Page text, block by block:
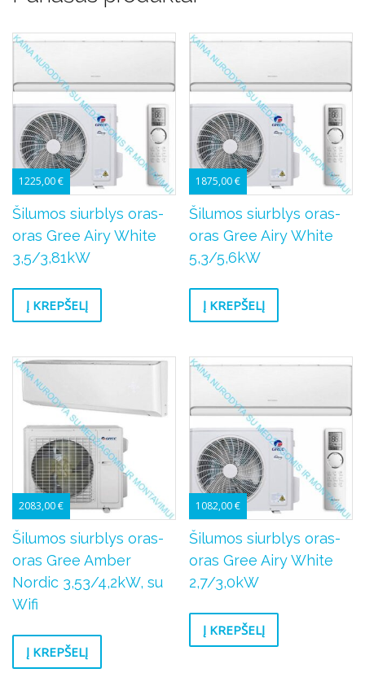
1225,00€
Šilumos siurblys oras-
oras Gree Airy White
3,5/3,81kW
Į KREPŠELĮ
1875,00€
Šilumos siurblys oras-
oras Gree Airy White
5,3/5,6kW
Į KREPŠELĮ
2083,00€
Šilumos siurblys oras-
oras Gree Amber
Nordic 3,53/4,2kW, su
Wifi
Į KREPŠELĮ
1082,00€
Šilumos siurblys oras-
oras Gree Airy White
2,7/3,0kW
Į KREPŠELĮ